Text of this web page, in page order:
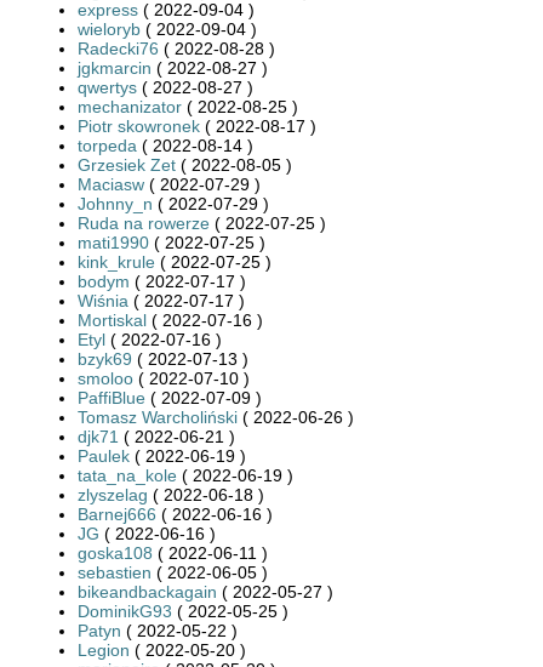
express ( 2022-09-04 )
wieloryb ( 2022-09-04 )
Radecki76 ( 2022-08-28 )
jgkmarcin ( 2022-08-27 )
qwertys ( 2022-08-27 )
mechanizator ( 2022-08-25 )
Piotr skowronek ( 2022-08-17 )
torpeda ( 2022-08-14 )
Grzesiek Zet ( 2022-08-05 )
Maciasw ( 2022-07-29 )
Johnny_n ( 2022-07-29 )
Ruda na rowerze ( 2022-07-25 )
mati1990 ( 2022-07-25 )
kink_krule ( 2022-07-25 )
bodym ( 2022-07-17 )
Wiśnia ( 2022-07-17 )
Mortiskal ( 2022-07-16 )
Etyl ( 2022-07-16 )
bzyk69 ( 2022-07-13 )
smoloo ( 2022-07-10 )
PaffiBlue ( 2022-07-09 )
Tomasz Warcholiński ( 2022-06-26 )
djk71 ( 2022-06-21 )
Paulek ( 2022-06-19 )
tata_na_kole ( 2022-06-19 )
zlyszelag ( 2022-06-18 )
Barnej666 ( 2022-06-16 )
JG ( 2022-06-16 )
goska108 ( 2022-06-11 )
sebastien ( 2022-06-05 )
bikeandbackagain ( 2022-05-27 )
DominikG93 ( 2022-05-25 )
Patyn ( 2022-05-22 )
Legion ( 2022-05-20 )